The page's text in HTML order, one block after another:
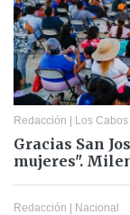
Redacción | Los Cabos
Gracias San
mujeres".
Redacción | Nacional